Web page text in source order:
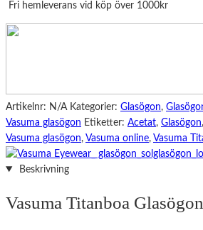
Fri hemleverans vid köp över 1000kr
Artikelnr: N/A Kategorier: Glasögon,
Vasuma glasögon Etiketter: Acetat, Glasögon,
Vasuma glasögon, Vasuma online, Vasuma
Beskrivning
Vasuma Titanboa Glasögon